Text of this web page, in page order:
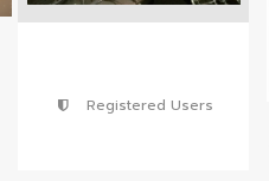
vLearn
vKonnect
Registered Users